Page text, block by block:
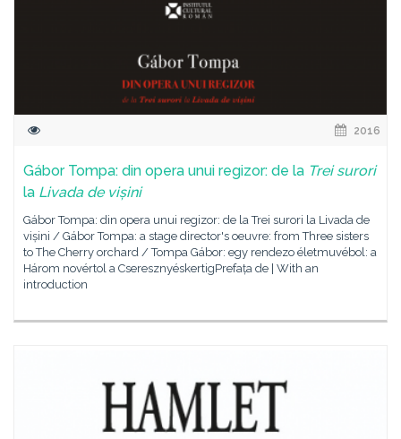
2016
Gábor Tompa: din opera unui regizor: de la Trei surori
la Livada de vișini
Gábor Tompa: din opera unui regizor: de la Trei surori la Livada de
vișini / Gábor Tompa: a stage director's oeuvre: from Three sisters
to The Cherry orchard / Tompa Gábor: egy rendezo életmuvébol: a
Három novértol a CseresznyéskertigPrefața de | With an
introduction